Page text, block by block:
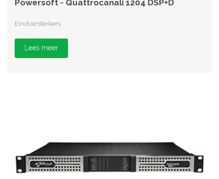
Powersoft - Quattrocanali 1204 DSP+D
Eindversterkers
Lees meer